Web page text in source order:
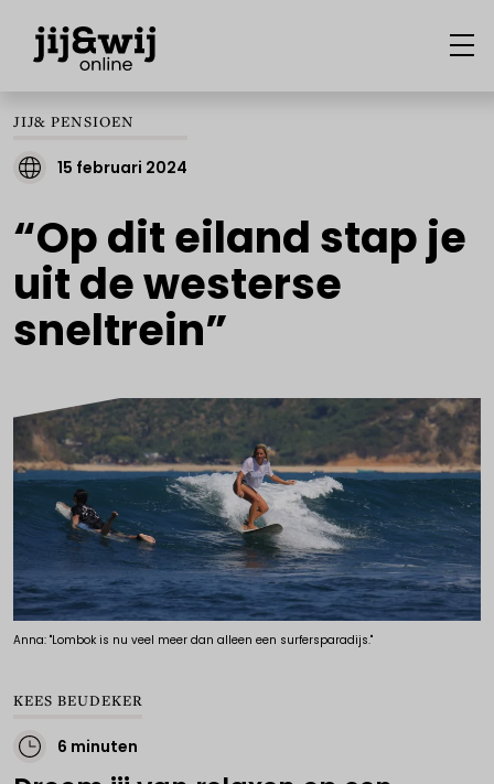
JIJ& PENSIOEN
15 februari 2024
“Op dit eiland stap je
uit de westerse
sneltrein”
Anna: "Lombok is nu veel meer dan alleen een surfersparadijs."
KEES BEUDEKER
6 minuten